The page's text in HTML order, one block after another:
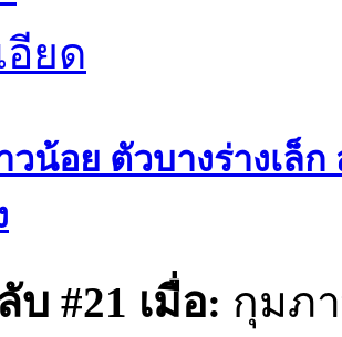
วน้อย ตัวบางร่างเล็
บ #21 เมื่อ: กุมภา